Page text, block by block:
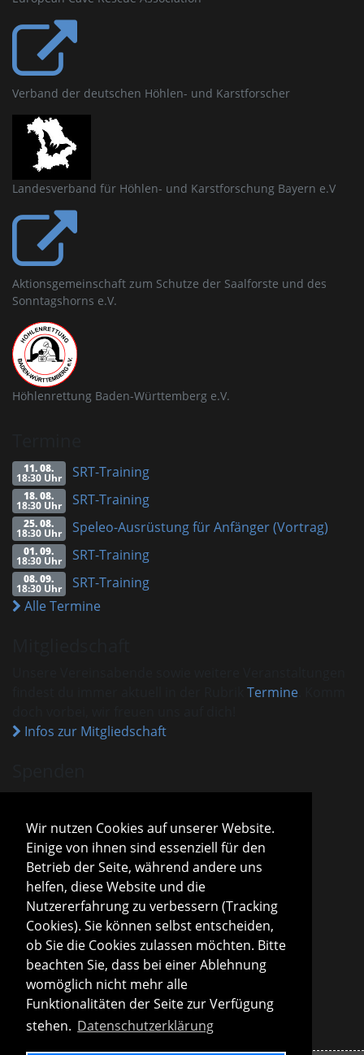
Wir nutzen Cookies auf unserer Website.
Einige von ihnen sind essenziell für den
Betrieb der Seite, während andere uns
helfen, diese Website und die
Nutzererfahrung zu verbessern (Tracking
Cookies). Sie können selbst entscheiden,
ob Sie die Cookies zulassen möchten. Bitte
beachten Sie, dass bei einer Ablehnung
womöglich nicht mehr alle
Funktionalitäten der Seite zur Verfügung
stehen. Datenschutzerklärung
Verband der deutschen Höhlen- und Karstforscher
Landesverband für Höhlen- und Karstforschung Bayern e.V
Aktionsgemeinschaft zum Schutze der Saalforste und des
Sonntagshorns e.V.
Höhlenrettung Baden-Württemberg e.V.
11. 08.
18:30 Uhr SRT-Training
18. 08.
18:30 Uhr SRT-Training
25. 08.
18:30 Uhr Speleo-Ausrüstung für Anfänger (Vortrag)
01. 09.
18:30 Uhr SRT-Training
08. 09.
18:30 Uhr
SRT-Training
Alle Termine
Termine
Infos zur Mitgliedschaft
VHM ist als gemeinnützig anerkannt.
Spenden und Beiträge sind mit dem aktuellen
Freistellungsbescheid steuerlich absetzbar.
Sparda-Bank München
IBAN
DE13 7009 0500 0001 2800 15
GENODEF1S04
Infos zu Spenden
Vorstand
Roland Konopac
Erster Vorsitzender des Vorstandes
Martina Lachmuth
Zweite Vorsitzende des Vorstandes
Infos zur Vereinsleitung